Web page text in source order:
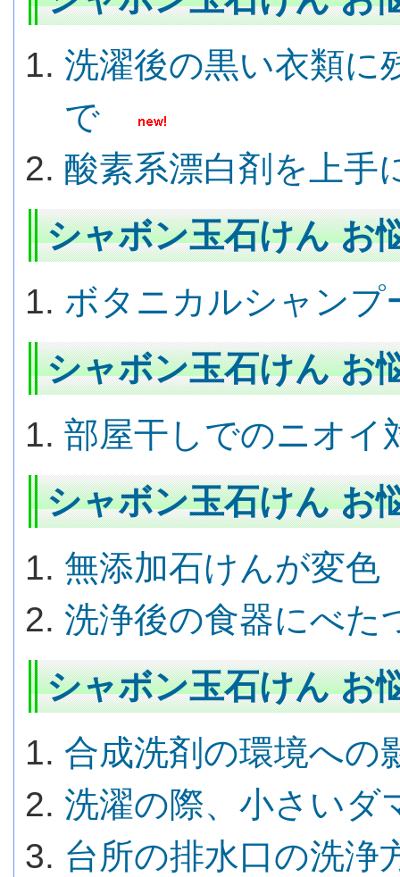
洗濯後の黒い衣類に
で
酸素系漂白剤を上手
シャボン玉石けん
ボタニカルシャンプ
シャボン玉石けん
部屋干しでのニオイ
シャボン玉石けん
無添加石けんが変色
洗浄後の食器にべた
シャボン玉石けん
合成洗剤の環境への
洗濯の際、小さいダ
台所の排水口の洗浄